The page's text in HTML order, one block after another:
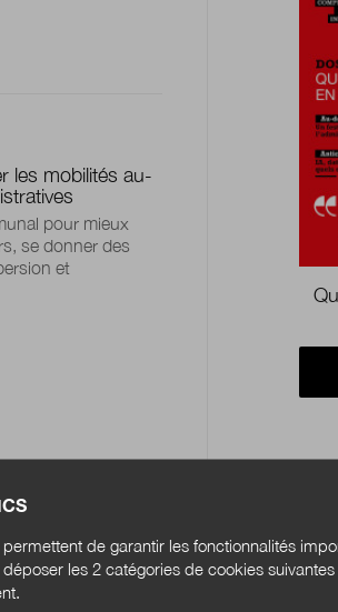
les mobilités au-
pour mieux
se donner des
et
l'actualité
de garantir les fonctionnalités
les 2 catégories de cookies